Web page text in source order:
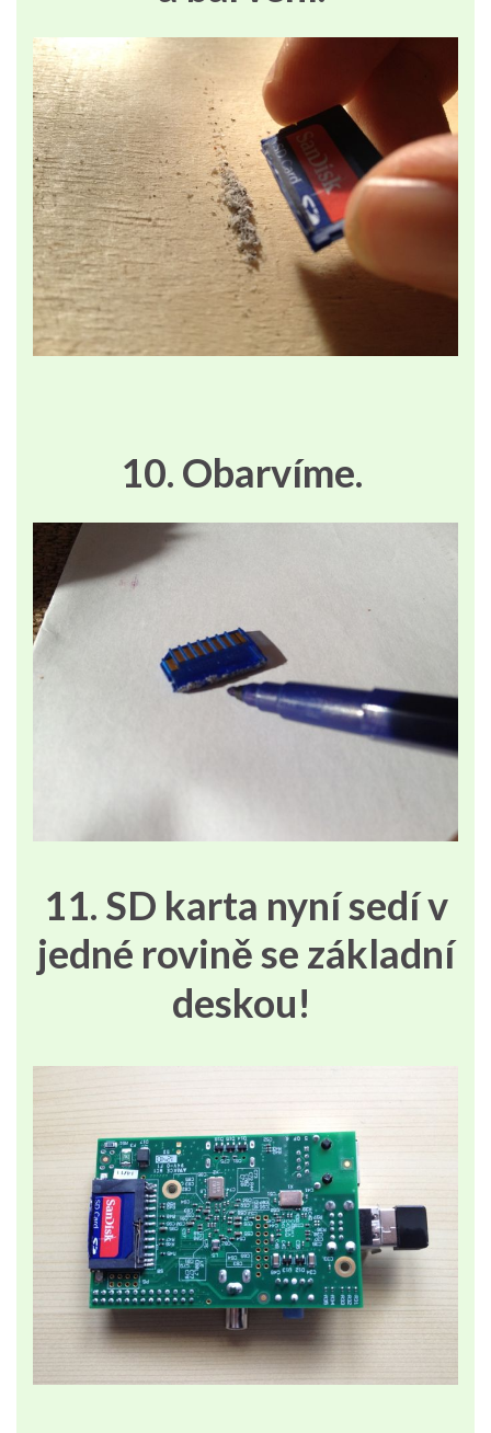
10. Obarvíme.
11. SD karta nyní sedí v
jedné rovině se základní
deskou!